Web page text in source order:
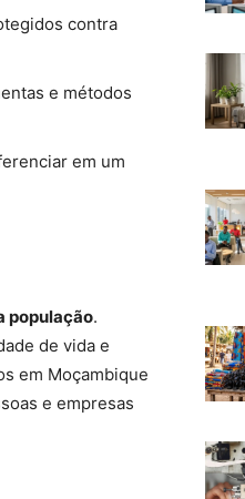
contra
e métodos
em um
população.
de vida e
em Moçambique
e empresas